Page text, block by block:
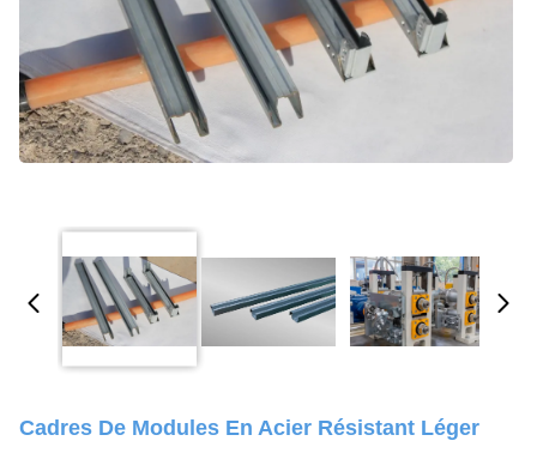
Cadres De Modules En Acier Résistant Léger